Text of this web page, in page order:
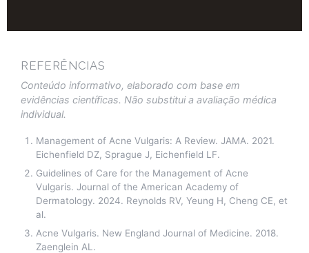
REFERÊNCIAS
Conteúdo informativo, elaborado com base em
evidências científicas. Não substitui a avaliação médica
individual.
Management of Acne Vulgaris: A Review. JAMA. 2021.
Eichenfield DZ, Sprague J, Eichenfield LF.
Guidelines of Care for the Management of Acne
Vulgaris. Journal of the American Academy of
Dermatology. 2024. Reynolds RV, Yeung H, Cheng CE, et
al.
Acne Vulgaris. New England Journal of Medicine. 2018.
Zaenglein AL.